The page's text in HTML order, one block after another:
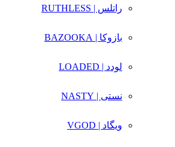
راتلس | RUTHLESS
بازوکا | BAZOOKA
لودد | LOADED
نستی | NASTY
ویگاد | VGOD